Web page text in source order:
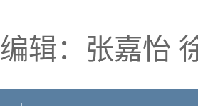
编辑：张嘉怡